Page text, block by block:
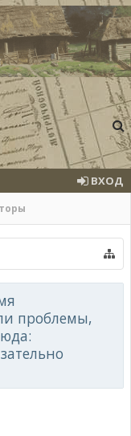
ВХОД
проблемы,